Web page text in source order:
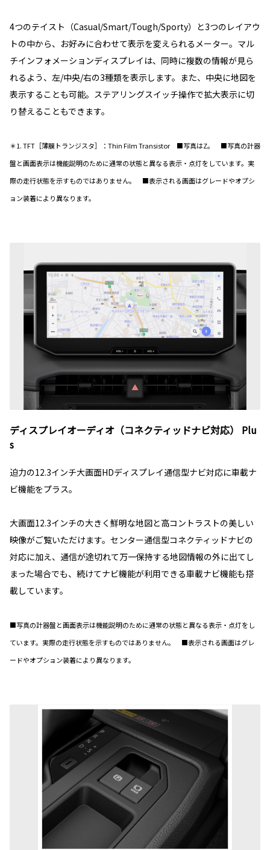
4つのテイスト（Casual/Smart/Tough/Sporty）と3つのレイアウ
トの中から、お好みに合わせて表示を変えられるメーター。マル
チインフォメーションディスプレイは、同時に複数の情報が見ら
れるよう、左/中央/右の3種類を表示します。また、中央に地図を
表示することも可能。ステアリングスイッチ操作で拡大表示に切
り替えることもできます。
＊1. TFT［薄膜トランジスタ］：Thin Film Transistor ■写真はZ。 ■写真の計器
盤と画面表示は機能説明のために通常の状態と異なる表示・点灯をしています。実
際の走行状態を示すものではありません。 ■表示される画面はグレードやオプシ
ョン装着により異なります。
ディスプレイオーディオ（コネクティッドナビ対応） Plu
s
迫力の12.3インチ大画面HDディスプレイ通信型ナビ対応に車載ナ
ビ機能をプラス。
大画面12.3インチの大きく鮮明な地図と高コントラストの美しい
映像がご覧いただけます。センター通信型コネクティッドナビの
対応に加え、通信が途切れて万一保持する地図情報の外に出てし
まった場合でも、続けてナビ機能が利用できる車載ナビ機能も搭
載しています。
■写真の計器盤と画面表示は機能説明のために通常の状態と異なる表示・点灯をし
ています。実際の走行状態を示すものではありません。 ■表示される画面はグレ
ードやオプション装着により異なります。